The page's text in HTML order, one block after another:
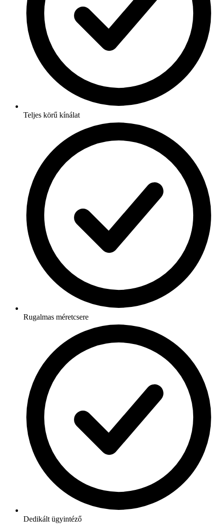
Teljes körű kínálat
Rugalmas méretcsere
Dedikált ügyintéző